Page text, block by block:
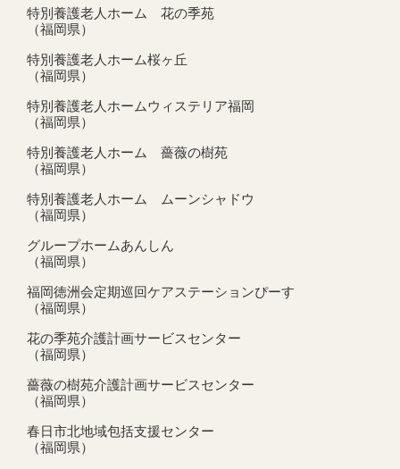
特別養護老人ホーム 花の季苑
（福岡県）
特別養護老人ホーム桜ヶ丘
（福岡県）
特別養護老人ホームウィステリア福岡
（福岡県）
特別養護老人ホーム 薔薇の樹苑
（福岡県）
特別養護老人ホーム ムーンシャドウ
（福岡県）
グループホームあんしん
（福岡県）
福岡徳洲会定期巡回ケアステーションぴーす
（福岡県）
花の季苑介護計画サービスセンター
（福岡県）
薔薇の樹苑介護計画サービスセンター
（福岡県）
春日市北地域包括支援センター
（福岡県）